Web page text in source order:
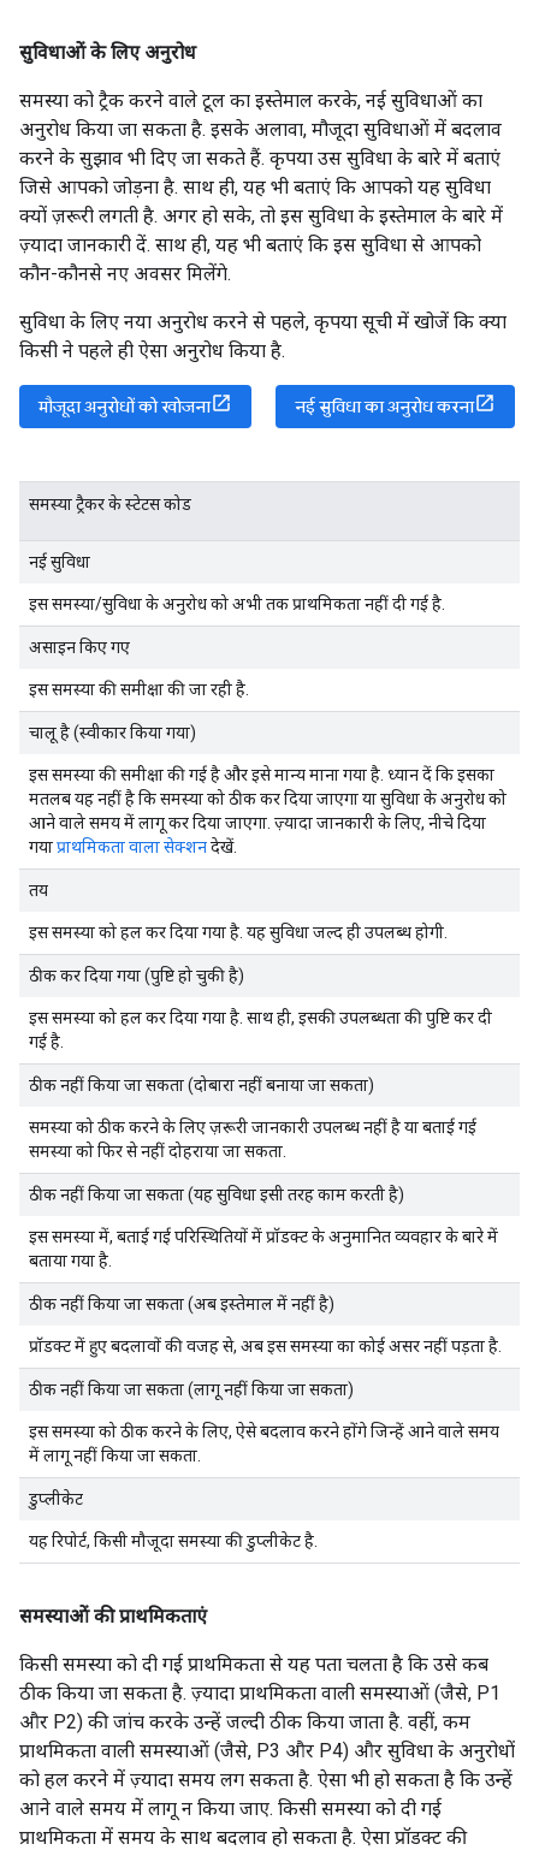
सुविधाओं के लिए अनुरोध
समस्या को ट्रैक करने वाले टूल का इस्तेमाल करके, नई सुविधाओं का
अनुरोध किया जा सकता है. इसके अलावा, मौजूदा सुविधाओं में बदलाव
करने के सुझाव भी दिए जा सकते हैं. कृपया उस सुविधा के बारे में बताएं
जिसे आपको जोड़ना है. साथ ही, यह भी बताएं कि आपको यह सुविधा
क्यों ज़रूरी लगती है. अगर हो सके, तो इस सुविधा के इस्तेमाल के बारे में
ज़्यादा जानकारी दें. साथ ही, यह भी बताएं कि इस सुविधा से आपको
कौन-कौनसे नए अवसर मिलेंगे.
सुविधा के लिए नया अनुरोध करने से पहले, कृपया सूची में खोजें कि क्या
किसी ने पहले ही ऐसा अनुरोध किया है.
मौजूदा अनुरोधों को खोजना नई सुविधा का अनुरोध करना
समस्या ट्रैकर के स्टेटस कोड
नई सुविधा
इस समस्या/सुविधा के अनुरोध को अभी तक प्राथमिकता नहीं दी गई है.
असाइन किए गए
इस समस्या की समीक्षा की जा रही है.
चालू है (स्वीकार किया गया)
इस समस्या की समीक्षा की गई है और इसे मान्य माना गया है. ध्यान दें कि इसका
मतलब यह नहीं है कि समस्या को ठीक कर दिया जाएगा या सुविधा के अनुरोध को
आने वाले समय में लागू कर दिया जाएगा. ज़्यादा जानकारी के लिए, नीचे दिया
गयाप्राथमिकता वाला सेक्शनदेखें.
तय
इस समस्या को हल कर दिया गया है. यह सुविधा जल्द ही उपलब्ध होगी.
ठीक कर दिया गया (पुष्टि हो चुकी है)
इस समस्या को हल कर दिया गया है. साथ ही, इसकी उपलब्धता की पुष्टि कर दी
गई है.
ठीक नहीं किया जा सकता (दोबारा नहीं बनाया जा सकता)
समस्या को ठीक करने के लिए ज़रूरी जानकारी उपलब्ध नहीं है या बताई गई
समस्या को फिर से नहीं दोहराया जा सकता.
ठीक नहीं किया जा सकता (यह सुविधा इसी तरह काम करती है)
इस समस्या में, बताई गई परिस्थितियों में प्रॉडक्ट के अनुमानित व्यवहार के बारे में
बताया गया है.
ठीक नहीं किया जा सकता (अब इस्तेमाल में नहीं है)
प्रॉडक्ट में हुए बदलावों की वजह से, अब इस समस्या का कोई असर नहीं पड़ता है.
ठीक नहीं किया जा सकता (लागू नहीं किया जा सकता)
इस समस्या को ठीक करने के लिए, ऐसे बदलाव करने होंगे जिन्हें आने वाले समय
में लागू नहीं किया जा सकता.
डुप्लीकेट
यह रिपोर्ट, किसी मौजूदा समस्या की डुप्लीकेट है.
समस्याओं की प्राथमिकताएं
किसी समस्या को दी गई प्राथमिकता से यह पता चलता है कि उसे कब
ठीक किया जा सकता है. ज़्यादा प्राथमिकता वाली समस्याओं (जैसे, P1
और P2) की जांच करके उन्हें जल्दी ठीक किया जाता है. वहीं, कम
प्राथमिकता वाली समस्याओं (जैसे, P3 और P4) और सुविधा के अनुरोधों
को हल करने में ज़्यादा समय लग सकता है. ऐसा भी हो सकता है कि उन्हें
आने वाले समय में लागू न किया जाए. किसी समस्या को दी गई
प्राथमिकता में समय के साथ बदलाव हो सकता है. ऐसा प्रॉडक्ट की